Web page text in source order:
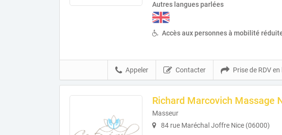
Autres langues parlées
Accès aux personnes à mobilité
Prise de RDV en
Contacter
Appeler
Richard Marcovich Massage
Masseur
84 rue Maréchal Joffre Nice (06000)